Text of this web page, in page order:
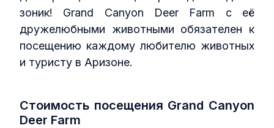
зоник! Grand Canyon Deer Farm с её
дружелюбными животными обязателен к
посещению каждому любителю животных
и туристу в Аризоне.
Стоимость посещения Grand Canyon
Deer Farm